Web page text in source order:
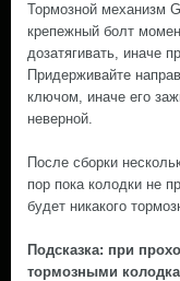
Тормозной механизм
крепежный болт
дозатягивать, иначе
Придерживайте
ключом, иначе его
неверной.
После сборки
пор пока колодки не
будет никакого
Подсказка: при
тормозными